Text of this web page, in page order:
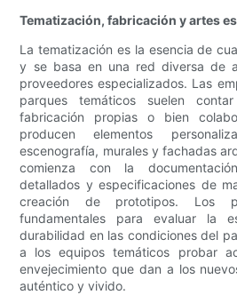
Tematización, fabricación y artes
La tematización es la esencia de
y se basa en una red diversa de
proveedores especializados. Las
parques temáticos suelen
fabricación propias o bien
producen elementos
escenografía, murales y fachadas
comienza con la
detallados y especificaciones de
creación de prototipos. Los
fundamentales para evaluar la
durabilidad en las condiciones del
a los equipos temáticos probar
envejecimiento que dan a los
auténtico y vivido.